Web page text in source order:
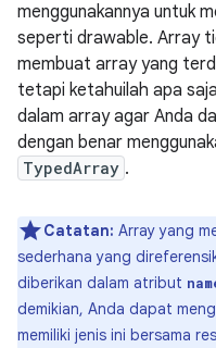
menggunakannya untuk
seperti drawable. Array
membuat array yang
tetapi ketahuilah apa
dalam array agar Anda
dengan benar
TypedArray .
Catatan: Array yang
sederhana yang
diberikan dalam atribut
demikian, Anda dapat
memiliki jenis ini bersama